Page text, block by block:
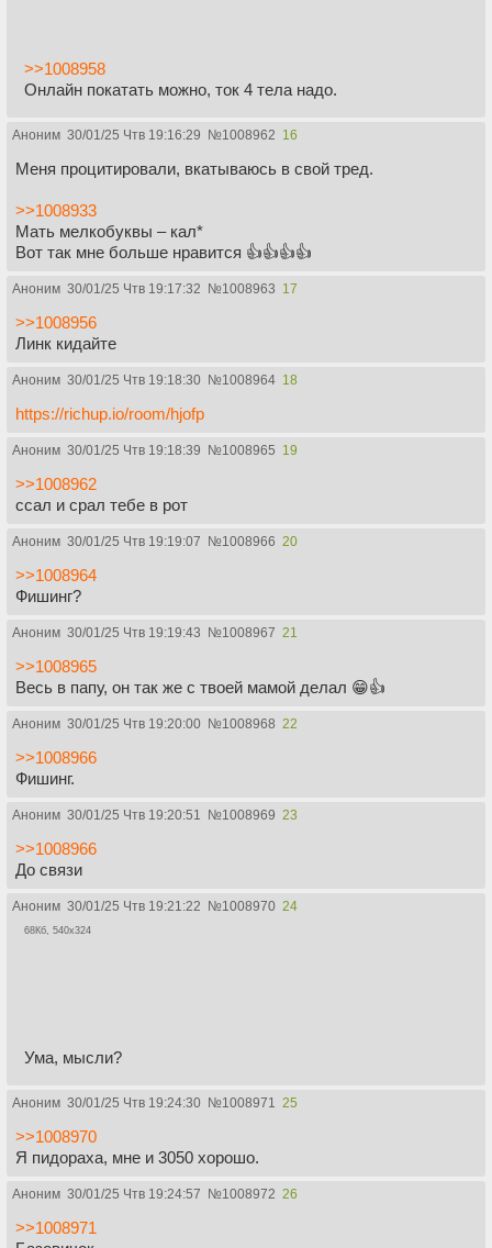
>>1008958
Онлайн покатать можно, ток 4 тела надо.
Аноним 30/01/25 Чтв 19:16:29 №1008962 16
Меня процитировали, вкатываюсь в свой тред.
>>1008933
Мать мелкобуквы – кал*
Вот так мне больше нравится 👍👍👍👍
Аноним 30/01/25 Чтв 19:17:32 №1008963 17
>>1008956
Линк кидайте
Аноним 30/01/25 Чтв 19:18:30 №1008964 18
https://richup.io/room/hjofp
Аноним 30/01/25 Чтв 19:18:39 №1008965 19
>>1008962
ссал и срал тебе в рот
Аноним 30/01/25 Чтв 19:19:07 №1008966 20
>>1008964
Фишинг?
Аноним 30/01/25 Чтв 19:19:43 №1008967 21
>>1008965
Весь в папу, он так же с твоей мамой делал 😁👍
Аноним 30/01/25 Чтв 19:20:00 №1008968 22
>>1008966
Фишинг.
Аноним 30/01/25 Чтв 19:20:51 №1008969 23
>>1008966
До связи
Аноним 30/01/25 Чтв 19:21:22 №1008970 24
68Кб, 540x324
Ума, мысли?
Аноним 30/01/25 Чтв 19:24:30 №1008971 25
>>1008970
Я пидораха, мне и 3050 хорошо.
Аноним 30/01/25 Чтв 19:24:57 №1008972 26
>>1008971